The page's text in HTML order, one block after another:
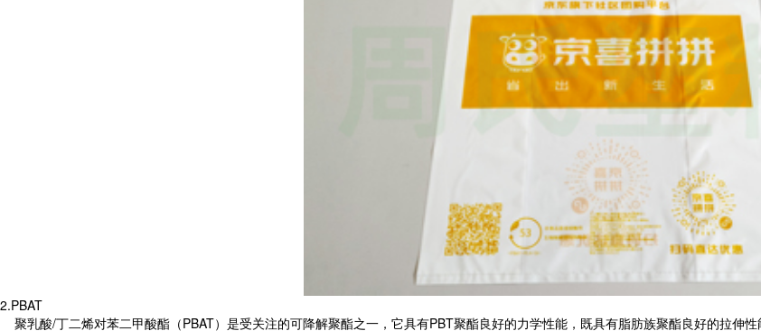
2.PBAT
聚乳酸/丁二烯对苯二甲酸酯（PBAT）是受关注的可降解聚酯之一，它具有PBT聚酯良好的力学性能，既具有脂肪族聚酯良好的拉伸性